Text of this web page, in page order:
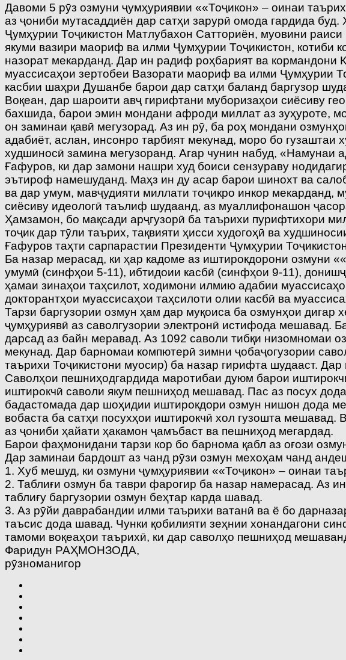
Давоми 5 рӯз озмуни ҷумҳуриявии ««Тоҷикон» – оинаи
аз ҷониби мутасаддиён дар сатҳи зарурӣ омода гардида
Ҷумҳурии Тоҷикистон Мат­лу­бахон Сатториён, муовини
якуми вазири маориф ва илми Ҷумҳурии Тоҷикистон, котиби
назорат мекарданд. Дар ин радиф роҳбарият ва кормандони
муассисаҳои зертобеи Вазорати маориф ва илми Ҷумҳурии
касбии шаҳри Душанбе барои дар сатҳи баланд баргузор
Воқеан, дар шароити авҷ гирифтани муборизаҳои сиёсиву
бахшида, барои эмин мондани афроди миллат аз зуҳуроте,
он заминаи қавӣ мегузорад. Аз ин рӯ, ба роҳ мондани
адабиёт, аслан, инсонро тарбият мекунад, моро бо
худшиносӣ замина мегузоранд. Агар чунин набуд, «Намунаи
Ғафуров, ки дар замони нашри худ боиси сензураву
эътироф намешуданд. Маҳз ин ду асар барои шинохт ва
ва дар умум, мавҷудияти миллати тоҷикро инкор
сиёсиву идеологӣ таълиф шудаанд, аз муаллифонашон
Ҳамзамон, бо мақсади арҷгузорӣ ба таърихи пурифтихори
тоҷик дар тӯли таърих, тақвияти ҳисси худогоҳӣ ва
Ғафуров таҳти сарпарастии Президенти Ҷумҳурии
Ба назар мерасад, ки ҳар кадоме аз иштирокдорони озмуни
умумӣ (синфҳои 5-11), ибтидоии касбӣ (синфҳои 9-11),
ҳамаи зинаҳои таҳсилот, ходимони илмию адабии
докторантҳои муассисаҳои таҳсилоти олии касбӣ ва
Тарзи баргузории озмун ҳам дар муқоиса ба озмунҳои
ҷумҳуриявӣ аз саволгузории электронӣ истифода мешавад.
дарсад аз байн меравад. Аз 1092 саволи тибқи низомномаи
мекунад. Дар барномаи компютерӣ зимни ҷобаҷогузории
таърихи Тоҷикистони муосир) ба назар гирифта шудааст.
Саволҳои пешниҳодгардида маротибаи дуюм барои
иштирокчӣ саволи якум пешниҳод мешавад. Пас аз посух
бадастомада дар шоҳидии иштирокдори озмун нишон дода
вобаста ба сатҳи посухҳои иштирокчӣ хол гузошта
аз ҷониби ҳайати ҳакамон ҷамъбаст ва пешниҳод мегардад.
Барои фаҳмонидани тарзи кор бо барнома қабл аз оғози
Дар заминаи бардошт аз чанд рӯзи озмун мехоҳам чанд
1. Хуб мешуд, ки озмуни ҷумҳуриявии ««Тоҷикон» – оинаи
2. Таблиғи озмун ба таври фарогир ба назар намерасад. Аз
таблиғу баргузории озмун беҳтар карда шавад.
3. Аз рӯйи даврабандии илми таърихи ватанӣ ва ё бо
таъсис дода шавад. Чунки қобилияти зеҳнии хонандагони
тамоми воқеаҳои таърихӣ, ки дар саволҳо пешниҳод
Фаридун РАҲМОНЗОДА,
рӯзноманигор